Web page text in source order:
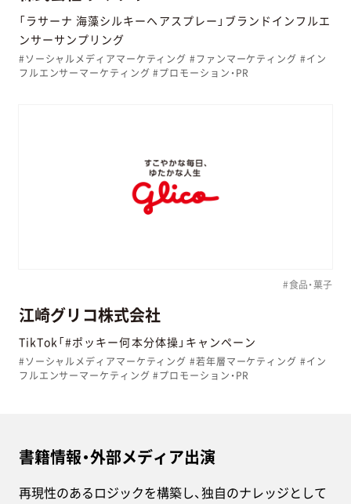
「ラサーナ 海藻シルキーヘアスプレー」ブランドインフルエ
ンサーサンプリング
#ソーシャルメディアマーケティング #ファンマーケティング #イン
フルエンサーマーケティング #プロモーション・PR
#食品・菓子
江崎グリコ株式会社
TikTok「#ポッキー何本分体操」キャンペーン
#ソーシャルメディアマーケティング #若年層マーケティング #イン
フルエンサーマーケティング #プロモーション・PR
書籍情報・外部メディア出演
再現性のあるロジックを構築し、独自のナレッジとして